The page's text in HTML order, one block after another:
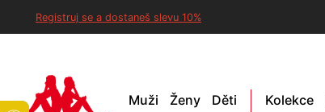
Registruj se a dostaneš slevu 10%
Muži Ženy Děti Kolekce